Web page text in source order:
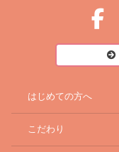
はじめての方へ
こだわり